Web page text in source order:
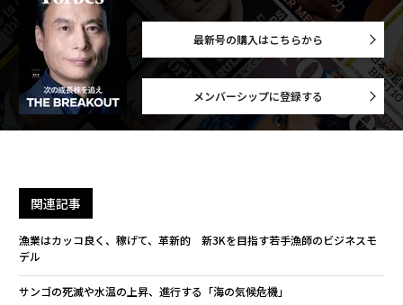
最新号の購入はこちらから
メンバーシップに登録する
関連記事
漁業はカッコ良く、稼げて、革新的 新3Kを目指す若手漁師のビジネスモ
デル
サンゴの死滅や水温の上昇、進行する「海の気候危機」